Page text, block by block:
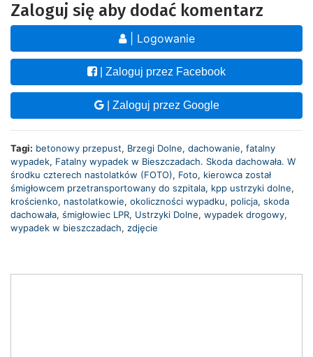
Zaloguj się aby dodać komentarz
| Logowanie
| Zaloguj przez Facebook
| Zaloguj przez Google
Tagi: betonowy przepust, Brzegi Dolne, dachowanie, fatalny
wypadek, Fatalny wypadek w Bieszczadach. Skoda dachowała. W
środku czterech nastolatków (FOTO), Foto, kierowca został
śmigłowcem przetransportowany do szpitala, kpp ustrzyki dolne,
krościenko, nastolatkowie, okoliczności wypadku, policja, skoda
dachowała, śmigłowiec LPR, Ustrzyki Dolne, wypadek drogowy,
wypadek w bieszczadach, zdjęcie